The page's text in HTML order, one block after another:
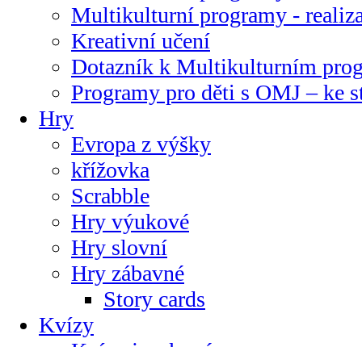
Multikulturní programy -
Kreativní učení
Dotazník k Multikulturním
Programy pro děti s OMJ – ke
Hry
Evropa z výšky
křížovka
Scrabble
Hry výukové
Hry slovní
Hry zábavné
Story cards
Kvízy